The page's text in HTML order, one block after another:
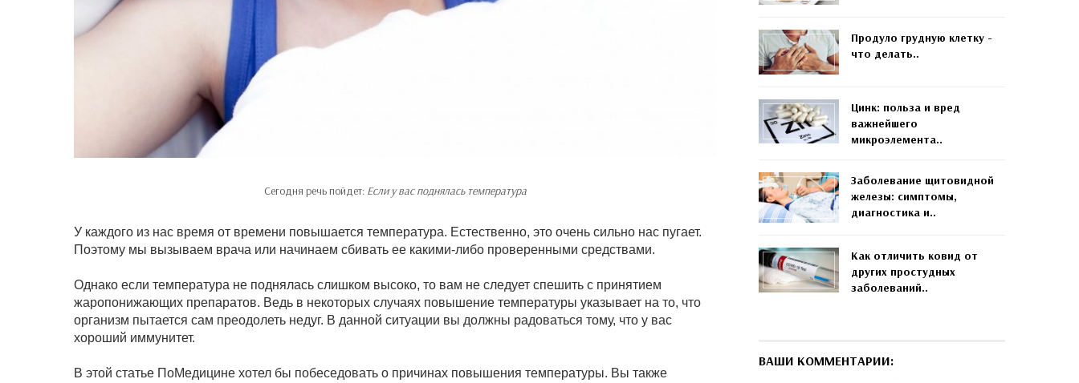
Сегодня речь пойдет: Если у вас поднялась температура
У каждого из нас время от времени повышается температура. Естественно, это очень сильно нас пугает.
Поэтому мы вызываем врача или начинаем сбивать ее какими-либо проверенными средствами.
Однако если температура не поднялась слишком высоко, то вам не следует спешить с принятием
жаропонижающих препаратов. Ведь в некоторых случаях повышение температуры указывает на то, что
организм пытается сам преодолеть недуг. В данной ситуации вы должны радоваться тому, что у вас
хороший иммунитет.
В этой статье ПоМедицине хотел бы побеседовать о причинах повышения температуры. Вы также
Продуло грудную клетку -
что делать..
Цинк: польза и вред
важнейшего
микроэлемента..
Заболевание щитовидной
железы: симптомы,
диагностика и..
Как отличить ковид от
других простудных
заболеваний..
ВАШИ КОММЕНТАРИИ: